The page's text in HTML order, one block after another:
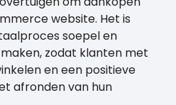
website. Het is
soepel en
zodat klanten met
en een positieve
afronden van hun